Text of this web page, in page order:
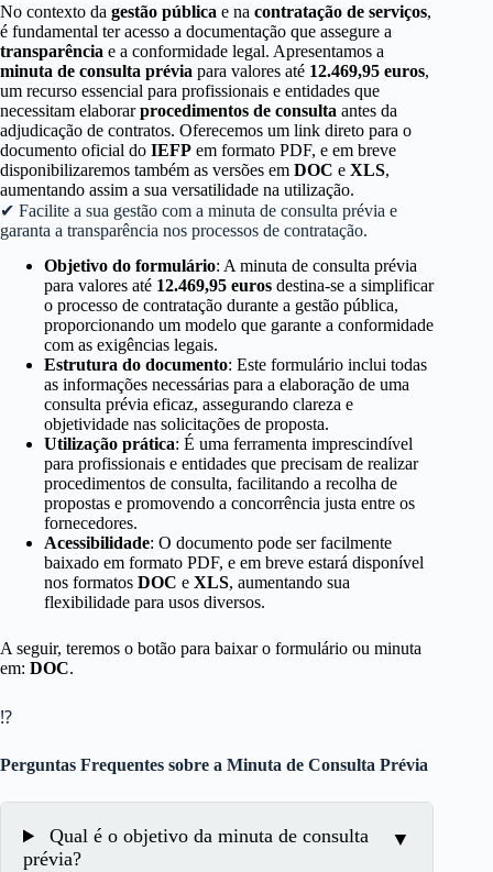
No contexto da gestão pública e na contratação de serviços,
é fundamental ter acesso a documentação que assegure a
transparência e a conformidade legal. Apresentamos a
minuta de consulta prévia para valores até 12.469,95 euros,
um recurso essencial para profissionais e entidades que
necessitam elaborarprocedimentos de consulta antes da
adjudicação de contratos. Oferecemos um link direto para o
documento oficial do IEFP em formato PDF, e em breve
disponibilizaremos também as versões em DOC e XLS,
aumentando assim a sua versatilidade na utilização.
✔ Facilite a sua gestão com a minuta de consulta prévia e
garanta a transparência nos processos de contratação.
Objetivo do formulário: A minuta de consulta prévia
para valores até 12.469,95 euros destina-se a simplificar
o processo de contratação durante a gestão pública,
proporcionando um modelo que garante a conformidade
com as exigências legais.
Estrutura do documento: Este formulário inclui todas
as informações necessárias para a elaboração de uma
consulta prévia eficaz, assegurando clareza e
objetividade nas solicitações de proposta.
Utilização prática: É uma ferramenta imprescindível
para profissionais e entidades que precisam de realizar
procedimentos de consulta, facilitando a recolha de
propostas e promovendo a concorrência justa entre os
fornecedores.
Acessibilidade: O documento pode ser facilmente
baixado em formato PDF, e em breve estará disponível
nos formatos DOC e XLS, aumentando sua
flexibilidade para usos diversos.
A seguir, teremos o botão para baixar o formulário ou minuta
em: DOC.
⁉
Perguntas Frequentes sobre a Minuta de Consulta Prévia
Qual é o objetivo da minuta de consulta
prévia?